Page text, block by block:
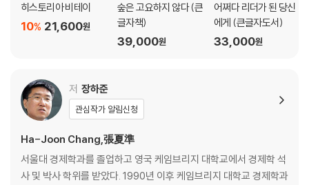
일제의 보복, 마적단까지 동원│어랑촌에 진지 구축, 연합부대 사령관에 추
대│매복 전술
로 일본군을 자멸로 몰아넣다│국치 이래 가장 빛나는 청산리대첩│박은식
첩 기록│일제 정보기관의 ‘홍범도 평가’│이범석의 청산리대첩 주역 왜곡
│“청산리전쟁
주역은 홍범도”
시련 속의 민족혼, 홍범도
히스토리아 비테이
21,600원
10%
숲은 고요하지 않다 (큰
글자책)
39,000원
어쩌다 리더가 된 당신
에게 (큰글자도서)
33,000원
저 장하준
관심작가 알림신청
Ha-Joon Chang,張夏準
서울대 경제학과를 졸업하고 영국 케임브리지 대학교에서 경제학 석
사 및 박사 학위를 받았다. 1990년 이후 케임브리지 대학교 경제학과